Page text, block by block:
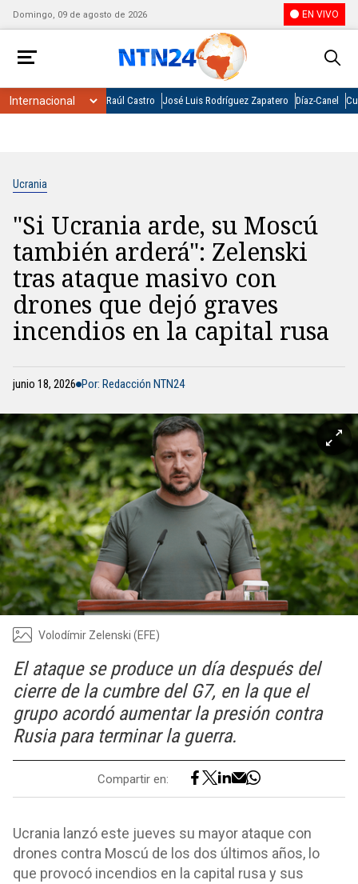
Domingo, 09 de agosto de 2026 EN VIVO
Raúl Castro José Luis Rodríguez Zapatero Díaz-Canel
Ucrania
"Si Ucrania arde, su Moscú
también arderá": Zelenski
tras ataque masivo con
drones que dejó graves
incendios en la capital rusa
junio 18, 2026 Por: Redacción NTN24
Volodímir Zelenski (EFE)
El ataque se produce un día después del
cierre de la cumbre del G7, en la que el
grupo acordó aumentar la presión contra
Rusia para terminar la guerra.
Compartir en:
Ucrania lanzó este jueves su mayor ataque con
drones contra Moscú de los dos últimos años, lo
que provocó incendios en la capital rusa y sus